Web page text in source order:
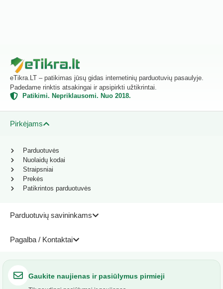
eTikra.LT – patikimas jūsų gidas internetinių parduotuvių pasaulyje.
Padedame rinktis atsakingai ir apsipirkti užtikrintai.
Patikimi. Nepriklausomi. Nuo 2018.
Pirkėjams
Parduotuvių savininkams
Pagalba / Kontaktai
Parduotuvės
Nuolaidų kodai
Straipsniai
Prekės
Patikrintos parduotuvės
Gaukite naujienas ir pasiūlymus pirmieji